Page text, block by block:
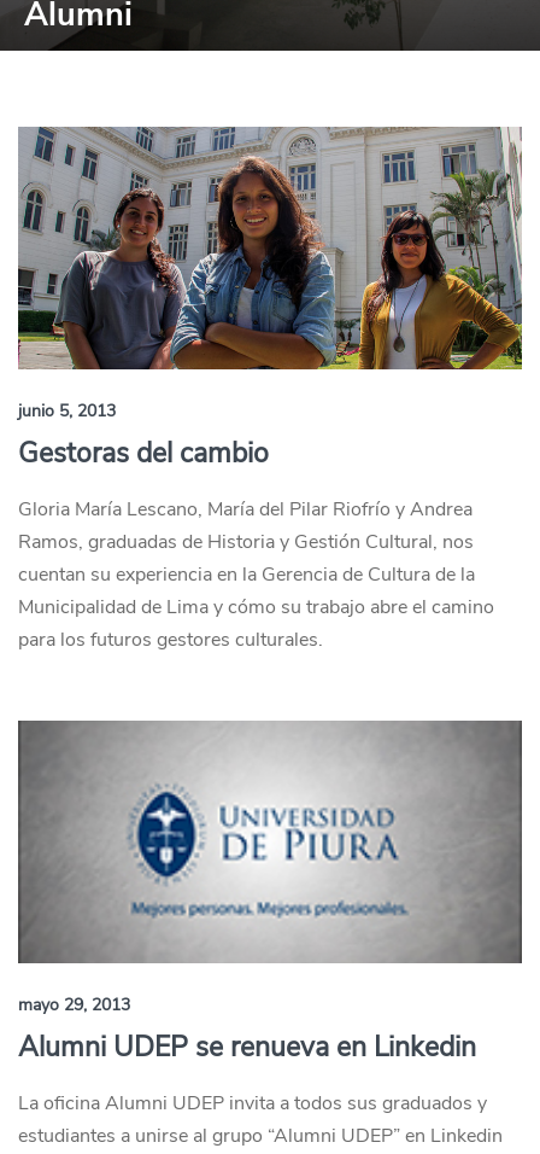
Alumni
junio 5, 2013
Gestoras del cambio
Gloria María Lescano, María del Pilar Riofrío y Andrea
Ramos, graduadas de Historia y Gestión Cultural, nos
cuentan su experiencia en la Gerencia de Cultura de la
Municipalidad de Lima y cómo su trabajo abre el camino
para los futuros gestores culturales.
mayo 29, 2013
Alumni UDEP se renueva en Linkedin
La oficina Alumni UDEP invita a todos sus graduados y
estudiantes a unirse al grupo “Alumni UDEP” en Linkedin